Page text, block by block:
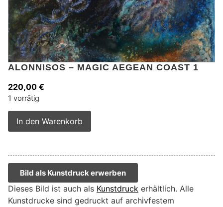
ALONNISOS – MAGIC AEGEAN COAST 1
220,00 €
1 vorrätig
In den Warenkorb
Bild als Kunstdruck erwerben
Dieses Bild ist auch als Kunstdruck erhältlich. Alle
Kunstdrucke sind gedruckt auf archivfestem